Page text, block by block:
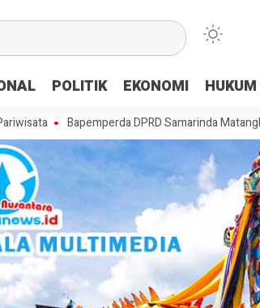
POLITIK EKONOMI
Bapemperda DPRD Samarinda Matangkan